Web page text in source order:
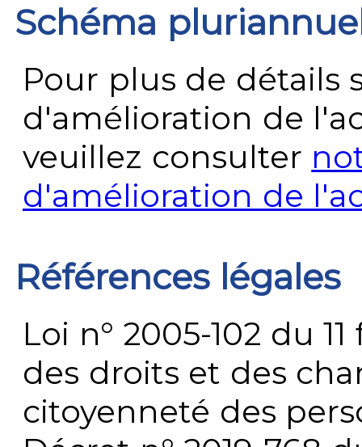
Schéma
Pour plus de détails
d'amélioration de
veuillez consulter
d'amélioration de
Références légales
Loi n° 2005-102 du
des droits et des
citoyenneté des